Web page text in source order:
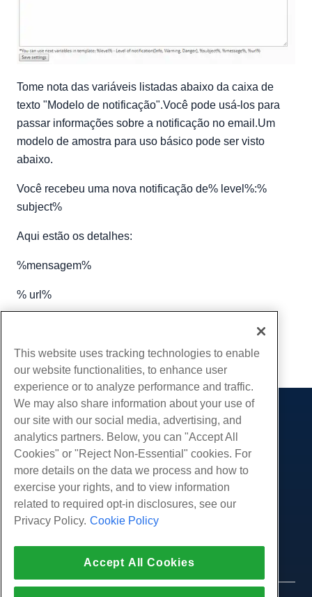
Tome nota das variáveis listadas abaixo da caixa de
texto "Modelo de notificação".Você pode usá-los para
passar informações sobre a notificação no email.Um
modelo de amostra para uso básico pode ser visto
abaixo.
Você recebeu uma nova notificação de% level%:%
subject%
Aqui estão os detalhes:
%mensagem%
% url%
cópia de URL
Produtos
Hospedagem na web
Hospedagem Empresarial
Revendedor com etiqueta em branco
Linux gerenciado VPS
Windows não gerenciado VPS
Servidores de nuvem
Serviços
Migrações de sites
Comunidade
Documentação do Produto
Tutoriais
Companhia
Sobre nós
Contate-Nos
pressione
Aplicação da lei
Apoio, suporte
Conversar ao vivo conosco
This website uses tracking technologies to enable
our website functionalities, to enhance user
experience or to analyze performance and traffic.
We may also share information about your use of
our site with our social media, advertising, and
analytics partners. Below, you can "Accept All
Cookies" or "Reject Non-Essential" cookies. For
more details on the data we process and how to
exercise your rights, and to view information
related to required opt-in disclosures, see our
Privacy Policy. Cookie Policy
Accept All Cookies